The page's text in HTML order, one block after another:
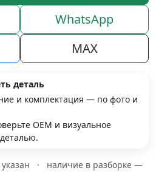
WhatsApp
MAX
деталь
и комплектация — по фото и
OEM и визуальное
·
наличие в разборке —